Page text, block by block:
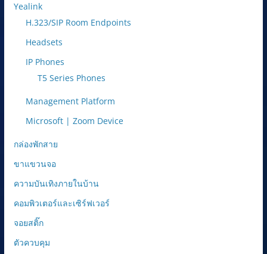
Yealink
H.323/SIP Room Endpoints
Headsets
IP Phones
T5 Series Phones
Management Platform
Microsoft | Zoom Device
กล่องพักสาย
ขาแขวนจอ
ความบันเทิงภายในบ้าน
คอมพิวเตอร์และเซิร์ฟเวอร์
จอยสติ๊ก
ตัวควบคุม